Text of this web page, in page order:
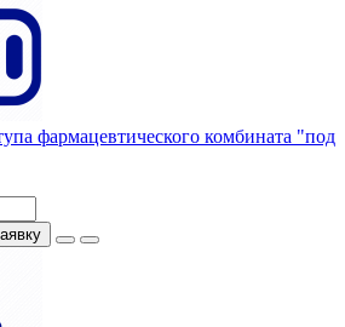
фармацевтического комбината "под